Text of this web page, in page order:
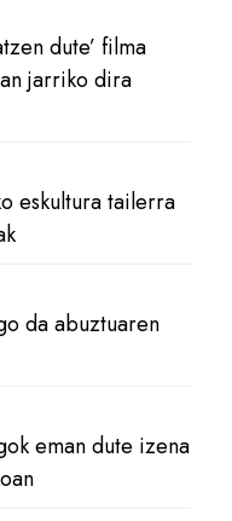
dute’ filma
jarriko dira
eskultura tailerra
da abuztuaren
eman dute izena